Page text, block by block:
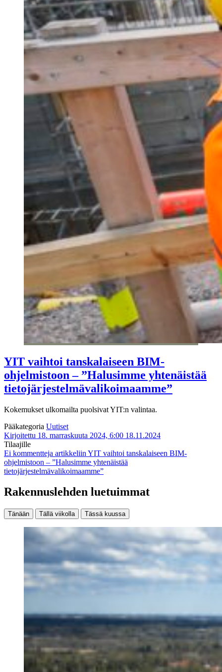
YIT vaihtoi tanskalaiseen BIM-
ohjelmistoon – ”Halusimme yhtenäistää
tietojärjestelmävalikoimaamme”
Kokemukset ulkomailta puolsivat YIT:n valintaa.
Pääkategoria Uutiset
Kirjoitettu 18. marraskuuta 2024, 6:00 18.11.2024
Tilaajille
Ei kommentteja artikkeliin YIT vaihtoi tanskalaiseen BIM-
ohjelmistoon – ”Halusimme yhtenäistää
tietojärjestelmävalikoimaamme”
Rakennuslehden luetuimmat
Tänään Tällä viikolla Tässä kuussa